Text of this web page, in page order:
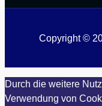
Copyright ©
Durch die weitere
Verwendung von